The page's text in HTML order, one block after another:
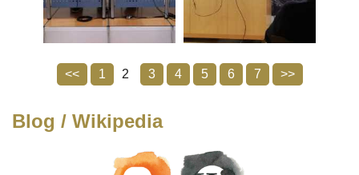
<< 1 2 3 4 5 6 7 >>
Blog / Wikipedia